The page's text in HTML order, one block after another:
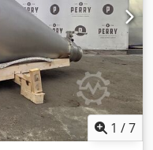
1 /7